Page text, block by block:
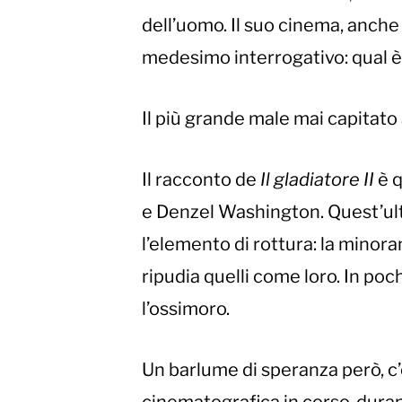
dell’uomo. Il suo cinema,
medesimo interrogativo: qual
Il più grande male mai capitato
Il racconto de Il gladiatore II è
e Denzel Washington.
l’elemento di rottura: la
ripudia quelli come loro. In
l’ossimoro.
Un barlume di speranza però,